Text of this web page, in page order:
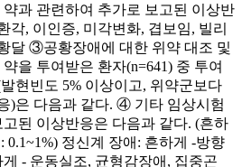
과 관련하여 추가로 보고된 이상반
각, 이인증, 미각변화, 겹보임, 빌리
달 ③공황장애에 대한 위약 대조 및
을 투여받은 환자(n=641) 중 투여
현빈도 5% 이상이고, 위약군보다
)은 다음과 같다. ④ 기타 임상시험
된 이상반응은 다음과 같다. (흔하
0.1~1%) 정신계 장애: 흔하게 -방향
- 운동실조, 균형감장애, 집중곤